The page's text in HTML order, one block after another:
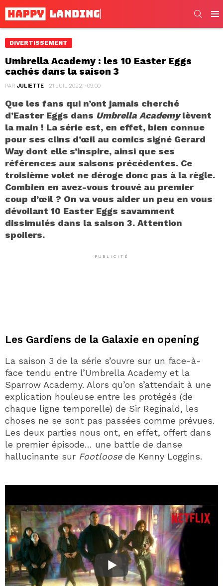
DIVERTISSEMENT
Umbrella Academy : les 10 Easter Eggs
cachés dans la saison 3
PAR JULIETTE 21 JUIL 2022, · 09:00
Que les fans qui n’ont jamais cherché
d’Easter Eggs dans Umbrella Academylèvent
la main ! La série est, en effet, bien connue
pour ses clins d’œil au comics signé Gerard
Way dont elle s’inspire, ainsi que ses
références aux saisons précédentes. Ce
troisième volet ne déroge donc pas à la règle.
Combien en avez-vous trouvé au premier
coup d’œil ? On va vous aider un peu en vous
dévoilant 10 Easter Eggs savamment
dissimulés dans la saison 3. Attention
spoilers.
PUBLICITÉ
Les Gardiens de la Galaxie en opening
La saison 3 de la série s’ouvre sur un face-à-
face tendu entre l’Umbrella Academy et la
Sparrow Academy. Alors qu’on s’attendait à une
explication houleuse entre les protégés (de
chaque ligne temporelle) de Sir Reginald, les
choses ne se sont pas passées comme prévues.
Les deux parties nous ont, en effet, offert dans
le premier épisode… une battle de danse
hallucinante sur Footloosede Kenny Loggins.